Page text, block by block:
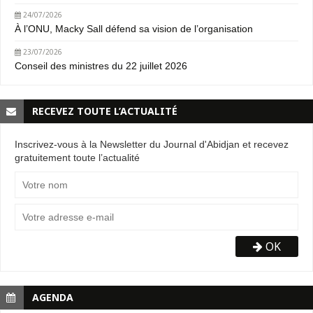
24/07/2026
À l’ONU, Macky Sall défend sa vision de l’organisation
23/07/2026
Conseil des ministres du 22 juillet 2026
RECEVEZ TOUTE L’ACTUALITÉ
Inscrivez-vous à la Newsletter du Journal d'Abidjan et recevez
gratuitement toute l’actualité
OK
AGENDA